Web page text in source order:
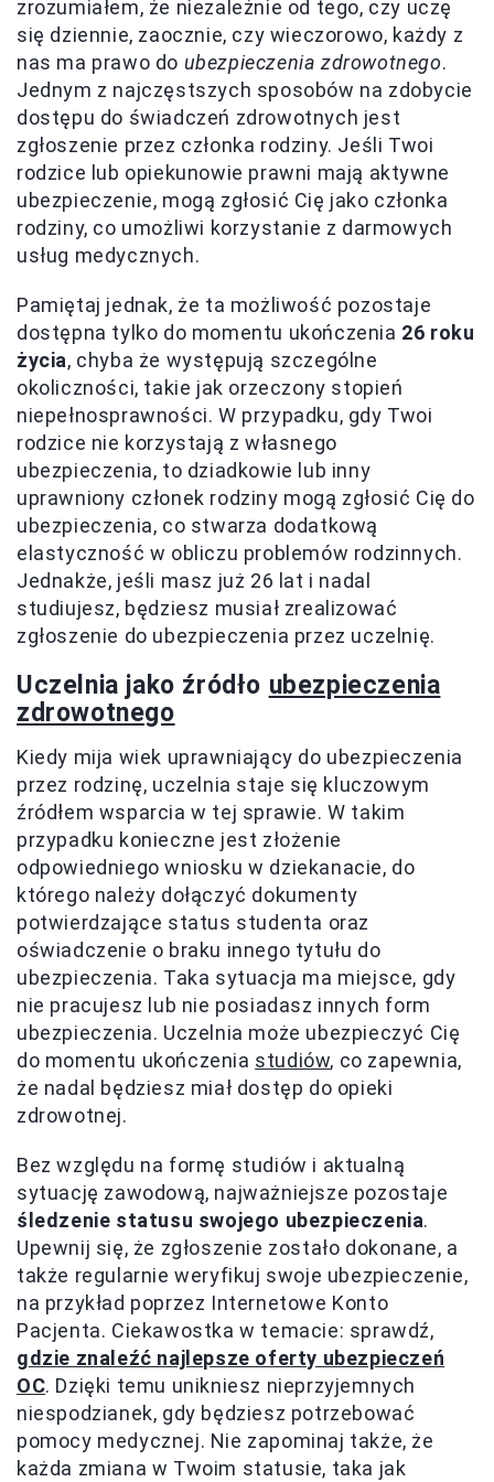
zrozumiałem, że niezależnie od tego, czy uczę
się dziennie, zaocznie, czy wieczorowo, każdy z
nas ma prawo do ubezpieczenia zdrowotnego.
Jednym z najczęstszych sposobów na zdobycie
dostępu do świadczeń zdrowotnych jest
zgłoszenie przez członka rodziny. Jeśli Twoi
rodzice lub opiekunowie prawni mają aktywne
ubezpieczenie, mogą zgłosić Cię jako członka
rodziny, co umożliwi korzystanie z darmowych
usług medycznych.
Pamiętaj jednak, że ta możliwość pozostaje
dostępna tylko do momentu ukończenia 26 roku
życia, chyba że występują szczególne
okoliczności, takie jak orzeczony stopień
niepełnosprawności. W przypadku, gdy Twoi
rodzice nie korzystają z własnego
ubezpieczenia, to dziadkowie lub inny
uprawniony członek rodziny mogą zgłosić Cię do
ubezpieczenia, co stwarza dodatkową
elastyczność w obliczu problemów rodzinnych.
Jednakże, jeśli masz już 26 lat i nadal
studiujesz, będziesz musiał zrealizować
zgłoszenie do ubezpieczenia przez uczelnię.
Uczelnia jako źródło ubezpieczenia
zdrowotnego
Kiedy mija wiek uprawniający do ubezpieczenia
przez rodzinę, uczelnia staje się kluczowym
źródłem wsparcia w tej sprawie. W takim
przypadku konieczne jest złożenie
odpowiedniego wniosku w dziekanacie, do
którego należy dołączyć dokumenty
potwierdzające status studenta oraz
oświadczenie o braku innego tytułu do
ubezpieczenia. Taka sytuacja ma miejsce, gdy
nie pracujesz lub nie posiadasz innych form
ubezpieczenia. Uczelnia może ubezpieczyć Cię
do momentu ukończenia studiów, co zapewnia,
że nadal będziesz miał dostęp do opieki
zdrowotnej.
Bez względu na formę studiów i aktualną
sytuację zawodową, najważniejsze pozostaje
śledzenie statusu swojego ubezpieczenia.
Upewnij się, że zgłoszenie zostało dokonane, a
także regularnie weryfikuj swoje ubezpieczenie,
na przykład poprzez Internetowe Konto
Pacjenta. Ciekawostka w temacie: sprawdź,
gdzie znaleźć najlepsze oferty ubezpieczeń
OC. Dzięki temu unikniesz nieprzyjemnych
niespodzianek, gdy będziesz potrzebować
pomocy medycznej. Nie zapominaj także, że
każda zmiana w Twoim statusie, taka jak